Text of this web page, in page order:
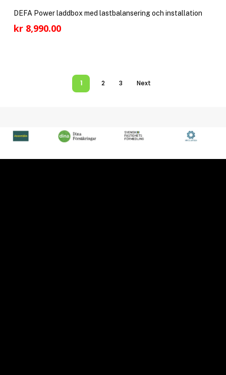
DEFA Power laddbox med lastbalansering och installation
kr8,990.00
1 2 3 Next